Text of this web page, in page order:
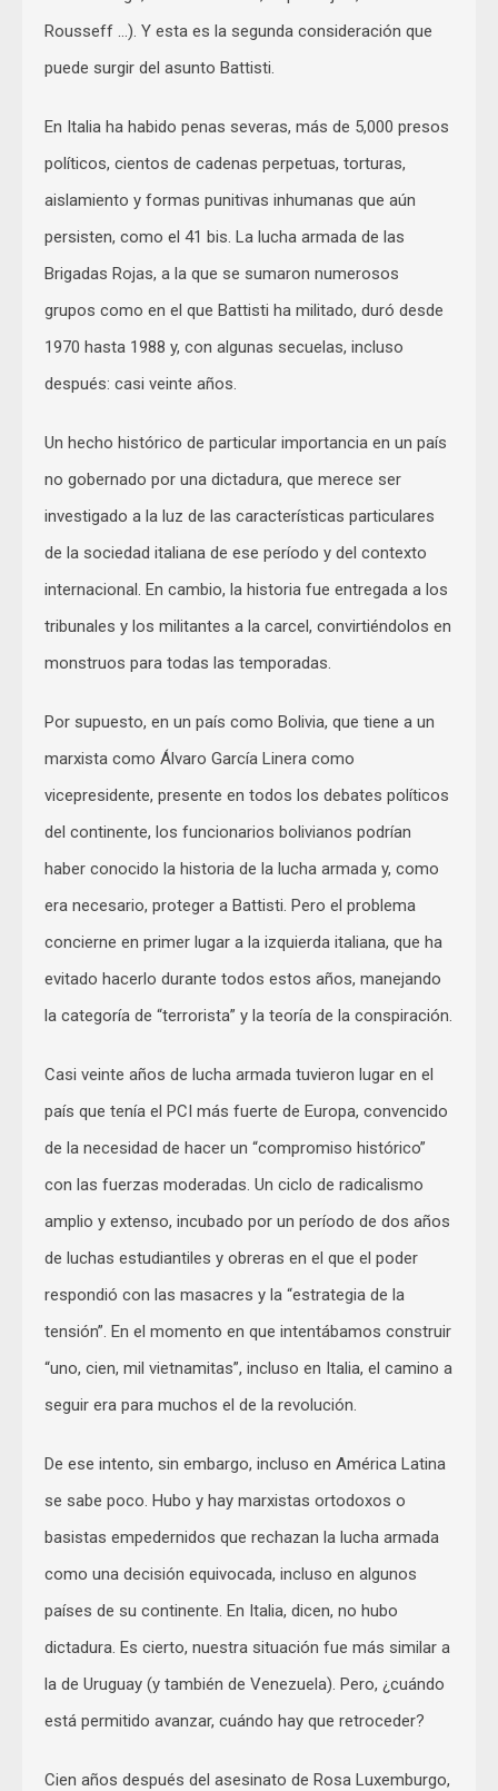
Rousseff …). Y esta es la segunda consideración que
puede surgir del asunto Battisti.
En Italia ha habido penas severas, más de 5,000 presos
políticos, cientos de cadenas perpetuas, torturas,
aislamiento y formas punitivas inhumanas que aún
persisten, como el 41 bis. La lucha armada de las
Brigadas Rojas, a la que se sumaron numerosos
grupos como en el que Battisti ha militado, duró desde
1970 hasta 1988 y, con algunas secuelas, incluso
después: casi veinte años.
Un hecho histórico de particular importancia en un país
no gobernado por una dictadura, que merece ser
investigado a la luz de las características particulares
de la sociedad italiana de ese período y del contexto
internacional. En cambio, la historia fue entregada a los
tribunales y los militantes a la carcel, convirtiéndolos en
monstruos para todas las temporadas.
Por supuesto, en un país como Bolivia, que tiene a un
marxista como Álvaro García Linera como
vicepresidente, presente en todos los debates políticos
del continente, los funcionarios bolivianos podrían
haber conocido la historia de la lucha armada y, como
era necesario, proteger a Battisti. Pero el problema
concierne en primer lugar a la izquierda italiana, que ha
evitado hacerlo durante todos estos años, manejando
la categoría de “terrorista” y la teoría de la conspiración.
Casi veinte años de lucha armada tuvieron lugar en el
país que tenía el PCI más fuerte de Europa, convencido
de la necesidad de hacer un “compromiso histórico”
con las fuerzas moderadas. Un ciclo de radicalismo
amplio y extenso, incubado por un período de dos años
de luchas estudiantiles y obreras en el que el poder
respondió con las masacres y la “estrategia de la
tensión”. En el momento en que intentábamos construir
“uno, cien, mil vietnamitas”, incluso en Italia, el camino a
seguir era para muchos el de la revolución.
De ese intento, sin embargo, incluso en América Latina
se sabe poco. Hubo y hay marxistas ortodoxos o
basistas empedernidos que rechazan la lucha armada
como una decisión equivocada, incluso en algunos
países de su continente. En Italia, dicen, no hubo
dictadura. Es cierto, nuestra situación fue más similar a
la de Uruguay (y también de Venezuela). Pero, ¿cuándo
está permitido avanzar, cuándo hay que retroceder?
Cien años después del asesinato de Rosa Luxemburgo,